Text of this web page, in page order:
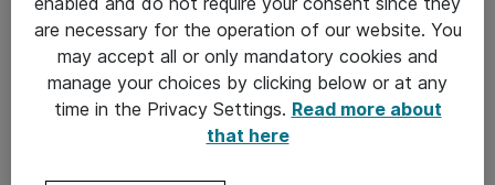
are necessary for the operation of our website. You
may accept all or only mandatory cookies and
manage your choices by clicking below or at any
time in the Privacy Settings. Read more about
that here